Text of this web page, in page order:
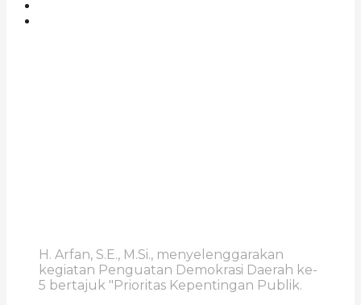
H. Arfan, S.E., M.Si., menyelenggarakan
kegiatan Penguatan Demokrasi Daerah ke-
5 bertajuk "Prioritas Kepentingan Publik.